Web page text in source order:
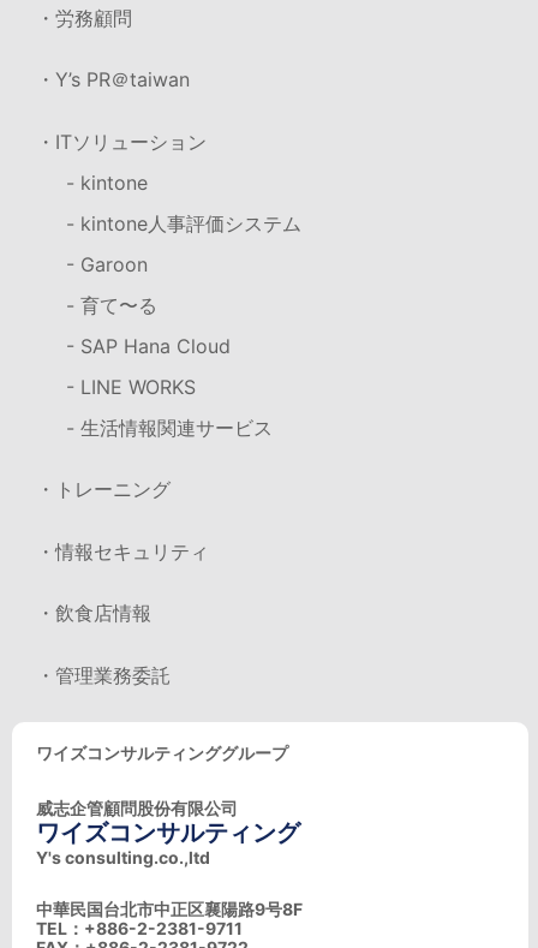
・労務顧問
・Y’s PR＠taiwan
・ITソリューション
- kintone
- kintone人事評価システム
- Garoon
- 育て〜る
- SAP Hana Cloud
- LINE WORKS
- 生活情報関連サービス
・トレーニング
・情報セキュリティ
・飲食店情報
・管理業務委託
ワイズコンサルティンググループ
威志企管顧問股份有限公司
ワイズコンサルティング
Y's consulting.co.,ltd
中華民国台北市中正区襄陽路9号8F
TEL：+886-2-2381-9711